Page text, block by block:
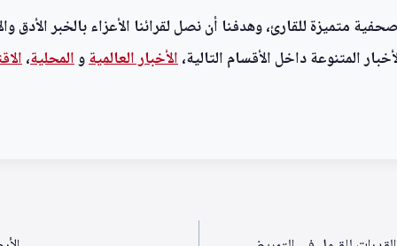
متميزة للقارئ، وهدفنا أن نصل لقرائنا الأعزاء بالخبر الأدق
المتنوعة داخل الأقسام التالية،الأخبار العالميةوالمحلية،